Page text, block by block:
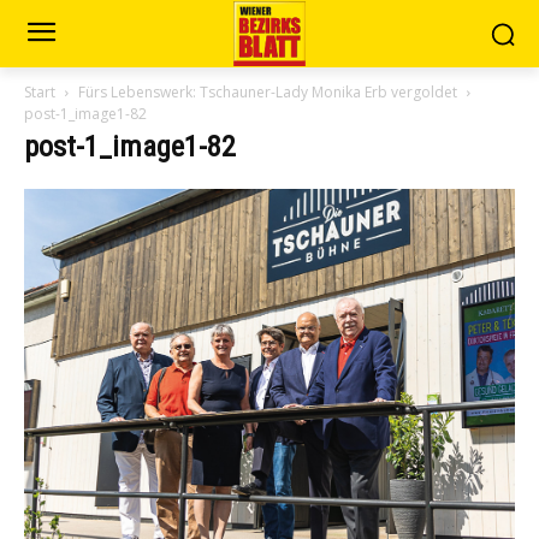
Start
Fürs Lebenswerk: Tschauner-Lady Monika Erb vergoldet
post-1_image1-82
post-1_image1-82